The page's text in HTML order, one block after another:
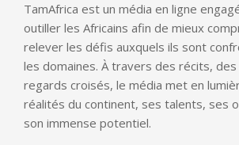
TamAfrica est un média en ligne
outiller les Africains afin de mieux
relever les défis auxquels ils sont
les domaines. À travers des récits,
regards croisés, le média met en
réalités du continent, ses talents, ses
son immense potentiel.